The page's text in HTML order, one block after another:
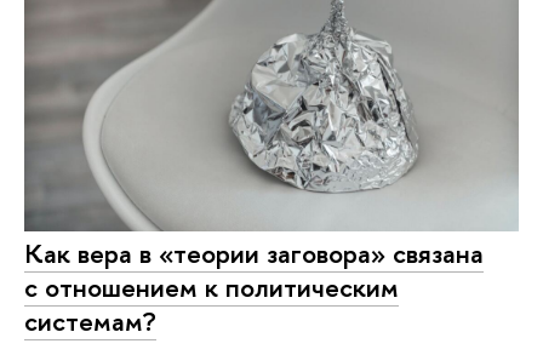
Как вера в «теории заговора» связана
с отношением к политическим
системам?